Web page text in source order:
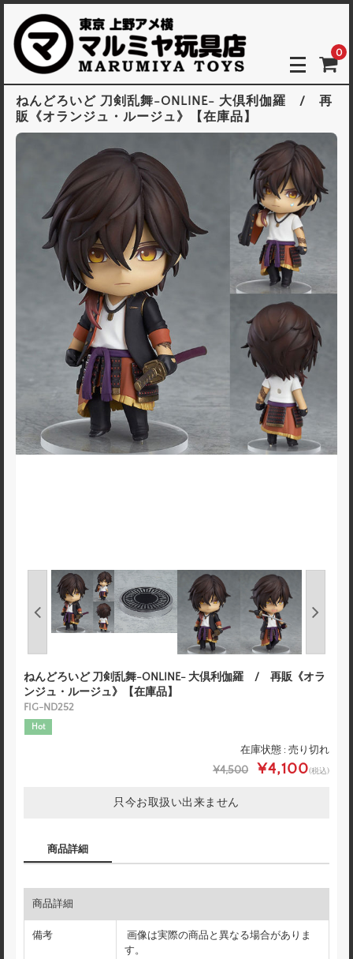
0
ねんどろいど 刀剣乱舞-ONLINE- 大倶利伽羅 / 再
販《オランジュ・ルージュ》【在庫品】
ねんどろいど 刀剣乱舞-ONLINE- 大倶利伽羅 / 再販《オラ
ンジュ・ルージュ》【在庫品】
FIG-ND252
Hot
在庫状態 : 売り切れ
¥4,500 ¥4,100(税込)
只今お取扱い出来ません
商品詳細
商品詳細
備考
画像は実際の商品と異なる場合がありま
す。